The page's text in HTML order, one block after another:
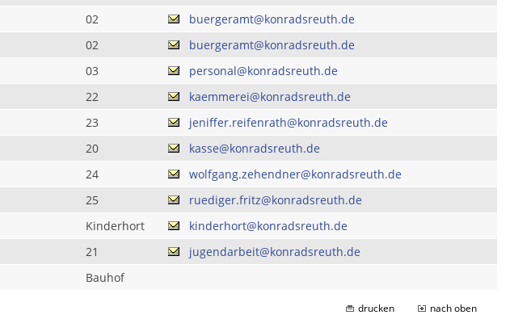
02
buergeramt@konradsreuth.de
02
buergeramt@konradsreuth.de
03
personal@konradsreuth.de
22
kaemmerei@konradsreuth.de
23
jeniffer.reifenrath@konradsreuth.de
20
kasse@konradsreuth.de
24
wolfgang.zehendner@konradsreuth.de
25
ruediger.fritz@konradsreuth.de
Kinderhort
kinderhort@konradsreuth.de
21
jugendarbeit@konradsreuth.de
Bauhof
drucken nach oben